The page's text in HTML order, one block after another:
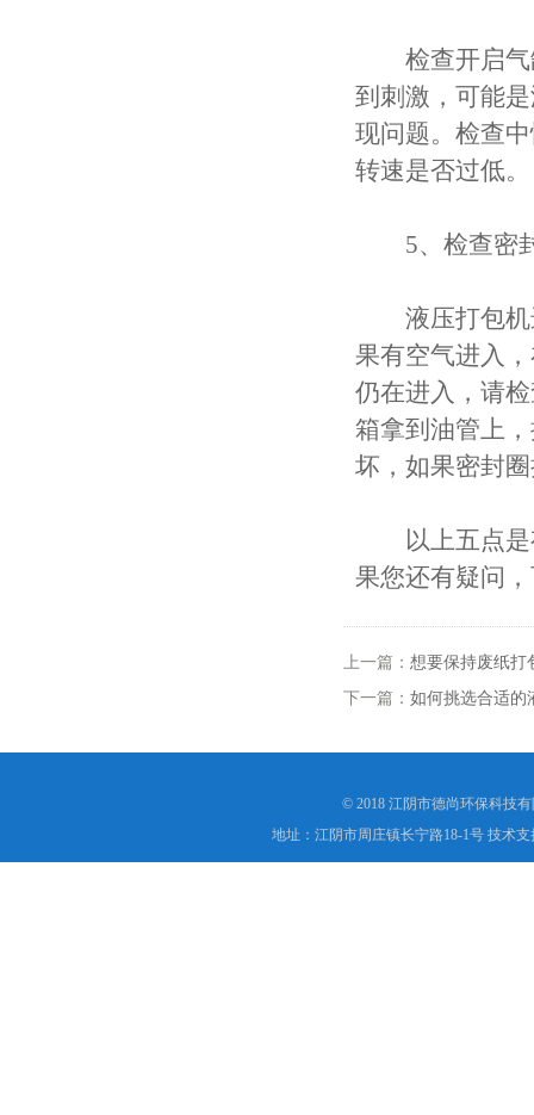
检查开启气缸
到刺激，可能
现问题。检查
转速是否过低。
5、检查密
液压打包机进
果有空气进入
仍在进入，请
箱拿到油管上
坏，如果密封
以上五点是有
果您还有疑问
上一篇： 想要保持废纸打
下一篇： 如何挑选合适的
© 2018 江阴市德尚环保科技
地址：江阴市周庄镇长宁路18-1号 技术